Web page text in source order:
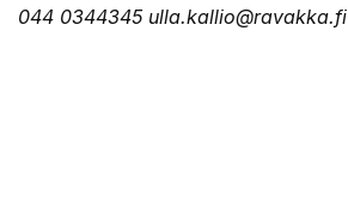
044 0344345 ulla.kallio@ravakka.fi